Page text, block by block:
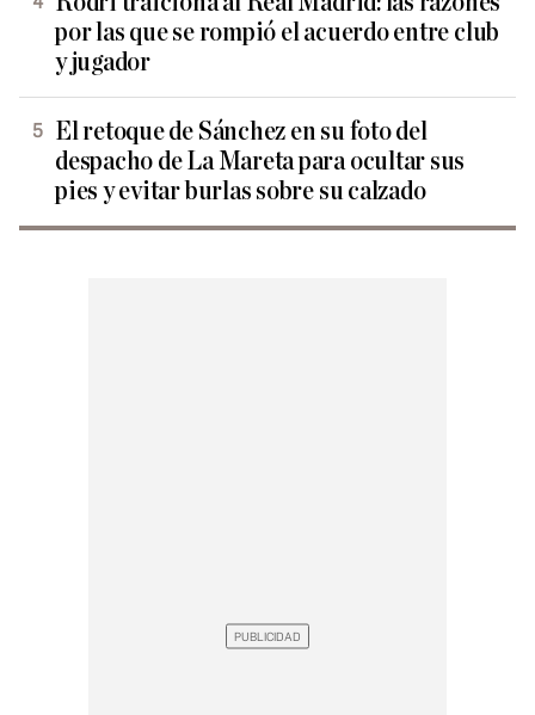
por las que se rompió el acuerdo entre club
y jugador
El retoque de Sánchez en su foto del
despacho de La Mareta para ocultar sus
pies y evitar burlas sobre su calzado